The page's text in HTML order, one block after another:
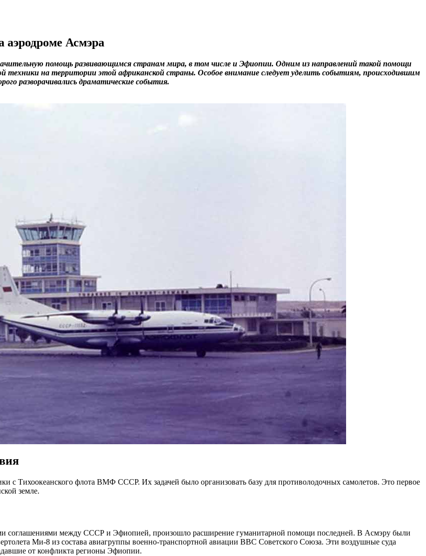
Асмэра
помощь развивающимся странам мира, в том числе и Эфиопии. Одним из направлений такой помощи
техники на территории этой африканской страны. Особое внимание следует уделить событиям, происходившим
разворачивались драматические события.
Тихоокеанского флота ВМФ СССР. Их задачей было организовать базу для противолодочных самолетов. Это первое
земле.
соглашениями между СССР и Эфиопией, произошло расширение гуманитарной помощи последней. В Асмэру были
Ми-8 из состава авиагруппы военно-транспортной авиации ВВС Советского Союза. Эти воздушные суда
от конфликта регионы Эфиопии.